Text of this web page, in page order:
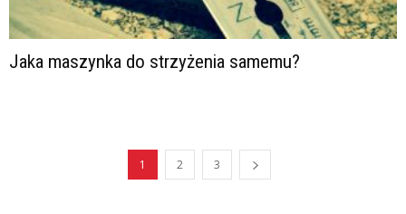
Jaka maszynka do strzyżenia samemu?
1 2 3